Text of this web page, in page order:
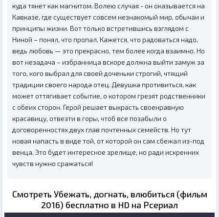
куда тянет как магнитом. Волею случая - он оказывается на
Кавказе, где существует совсем незнакомый мир, обычаи и
принципы жизни. Вот только встретившись взглядом с
Ниной – понял, что пропал. Кажется, что радоваться надо,
ведь любовь — это прекрасно, тем более когда взаимно. Но
вот незадача – избранница вскоре должна выйти замуж за
того, кого выбрал для своей доченьки строгий, чтящий
традиции своего народа отец. Девушка противиться, как
может оттягивает событие, о котором грезят родственники
с обеих сторон. Герой решает выкрасть своенравную
красавицу, отвезти в горы, чтоб все позабыли о
договоренностях двух глав почтенных семейств. Но тут
новая напасть в виде той, от которой он сам сбежал из-под
венца. Это будет интересное зрелище, но ради искренних
чувств нужно сражаться!
Смотреть Убежать, догнать, влюбиться (фильм
2016) бесплатно в HD на Рсериал